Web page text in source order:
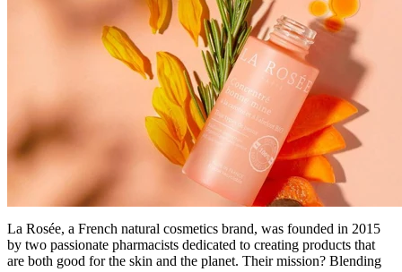
La Rosée, a French natural cosmetics brand, was founded in 2015
by two passionate pharmacists dedicated to creating products that
are both good for the skin and the planet. Their mission? Blending